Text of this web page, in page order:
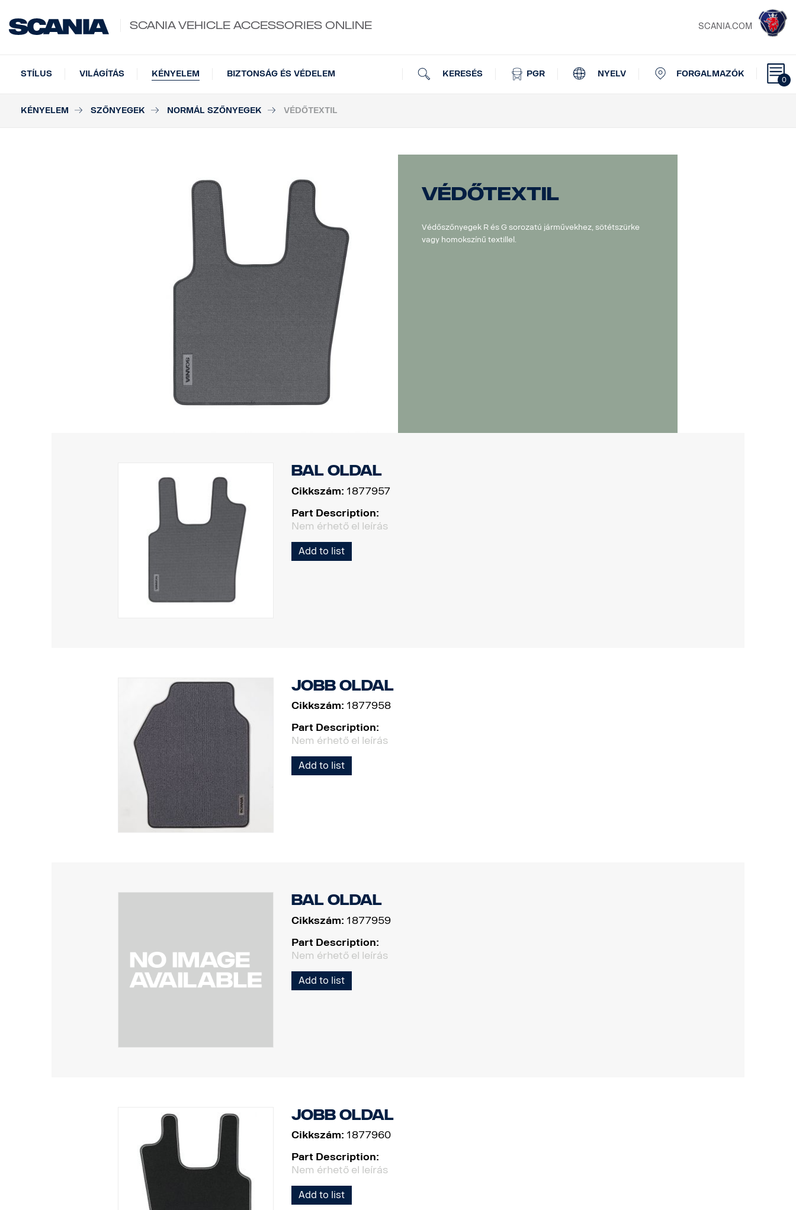
SCANIA VEHICLE ACCESSORIES ONLINE SCANIA.COM
0
KERESÉS PGR NYELV FORGALMAZÓK
STÍLUS VILÁGÍTÁS KÉNYELEM BIZTONSÁG ÉS VÉDELEM
KÉNYELEM SZŐNYEGEK NORMÁL SZŐNYEGEK VÉDŐTEXTIL
Védőtextil
Védőszőnyegek R és G sorozatú járművekhez, sötétszürke
vagy homokszínű textillel.
Bal oldal
Cikkszám: 1877957
Part Description:
Nem érhető el leírás
Add to list
Jobb oldal
Cikkszám: 1877958
Part Description:
Nem érhető el leírás
Add to list
Bal oldal
Cikkszám: 1877959
Part Description:
Nem érhető el leírás
Add to list
Jobb oldal
Cikkszám: 1877960
Part Description:
Nem érhető el leírás
Add to list